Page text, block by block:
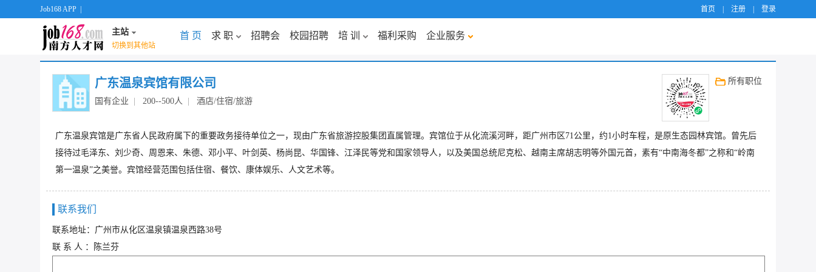
Job168 APP 首页 注册 登录
主站
切换到其他站
首 页 求 职 招聘会 校园招聘 培 训 福利采购 企业服务
广东温泉宾馆有限公司
国有企业 200--500人 酒店/住宿/旅游
所有职位
广东温泉宾馆是广东省人民政府属下的重要政务接待单位之一，现由广东省旅游控股集团直属管理。宾馆位于从化流溪河畔，距广州市区71公里，约1小时车程，是原生态园林宾馆。曾先后
接待过毛泽东、刘少奇、周恩来、朱德、邓小平、叶剑英、杨尚昆、华国锋、江泽民等党和国家领导人，以及美国总统尼克松、越南主席胡志明等外国元首，素有“中南海冬都”之称和“岭南
第一温泉”之美誉。宾馆经营范围包括住宿、餐饮、康体娱乐、人文艺术等。
联系我们
联系地址：广州市从化区温泉镇温泉西路38号
联 系 人 ：陈兰芬